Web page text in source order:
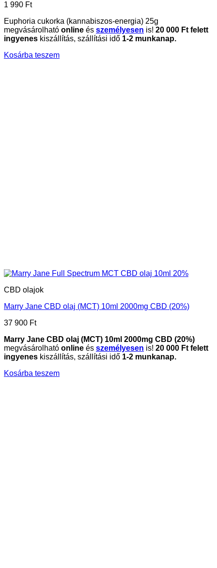
1 990 Ft
Euphoria cukorka (kannabiszos-energia) 25g
megvásárolható online és személyesen is! 20 000 Ft felett
ingyenes kiszállítás, szállítási idő 1-2 munkanap.
Kosárba teszem
CBD olajok
Marry Jane CBD olaj (MCT) 10ml 2000mg CBD (20%)
37 900 Ft
Marry Jane CBD olaj (MCT) 10ml 2000mg CBD (20%)
megvásárolható online és személyesen is! 20 000 Ft felett
ingyenes kiszállítás, szállítási idő 1-2 munkanap.
Kosárba teszem